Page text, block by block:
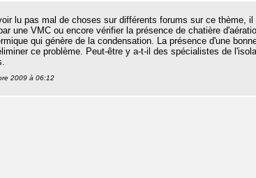
lu pas mal de choses sur différents forums sur ce thème,
une VMC ou encore vérifier la présence de chatière
qui génère de la condensation. La présence d'une
ce problème. Peut-être y a-t-il des spécialistes de
2009 à 06:12